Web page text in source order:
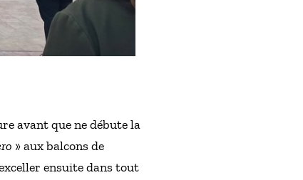
avant que ne débute la
» aux balcons de
ensuite dans tout